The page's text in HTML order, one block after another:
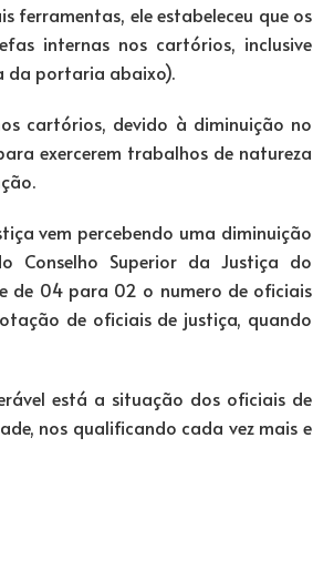
ferramentas, ele estabeleceu que os
internas nos cartórios, inclusive
da portaria abaixo).
cartórios, devido à diminuição no
exercerem trabalhos de natureza
vem percebendo uma diminuição
Conselho Superior da Justiça do
de 04 para 02 o numero de oficiais
de oficiais de justiça, quando
está a situação dos oficiais de
nos qualificando cada vez mais e